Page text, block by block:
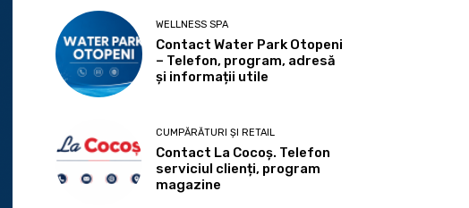
WELLNESS SPA
Contact Water Park Otopeni
– Telefon, program, adresă
și informații utile
CUMPĂRĂTURI ȘI RETAIL
Contact La Cocoș. Telefon
serviciul clienți, program
magazine